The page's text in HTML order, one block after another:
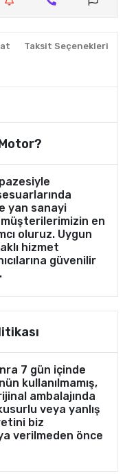
Taksit Seçenekleri
yan sanayi
en
oluruz. Uygun
hizmet
güvenilir
7 gün içinde
kullanılmamış,
ambalajında
veya yanlış
biz
verilmeden önce